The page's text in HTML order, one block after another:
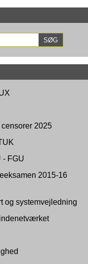
2025
- FGU
2015-16
og systemvejledning